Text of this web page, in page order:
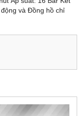
và Đồng hồ chỉ